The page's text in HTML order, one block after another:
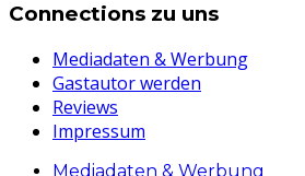
Connections zu uns
Mediadaten & Werbung
Gastautor werden
Reviews
Impressum
Mediadaten & Werbung